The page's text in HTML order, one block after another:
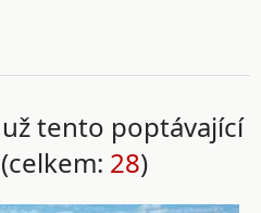
tento poptávající
28)